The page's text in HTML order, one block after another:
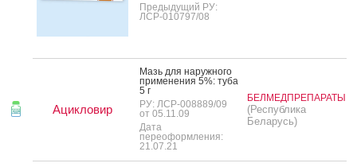
Предыдущий РУ:
ЛСР-010797/08
Ацикловир
Мазь для на­руж­но­го
при­мене­ния 5%: ту­ба
5 г
РУ: ЛСР-008889/09
от 05.11.09
Дата
переоформления:
21.07.21
БЕЛМЕДПРЕПАРАТЫ
(Республика
Беларусь)